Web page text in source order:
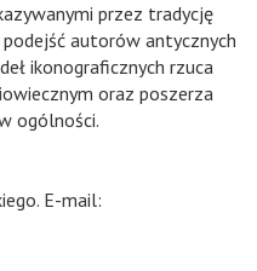
przez tradycję
autorów antycznych
ikonograficznych rzuca
oraz poszerza
ogólności.
E-mail: